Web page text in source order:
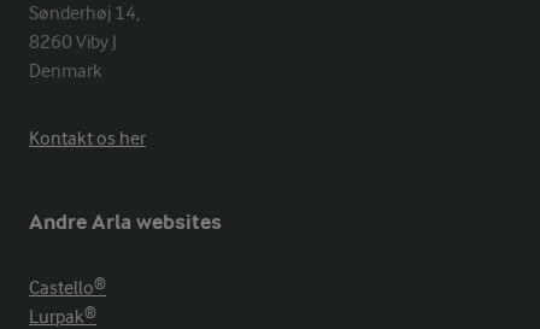
Sønderhøj 14,
8260 Viby J
Denmark
Kontakt os her
Andre Arla websites
Castello®
Lurpak®